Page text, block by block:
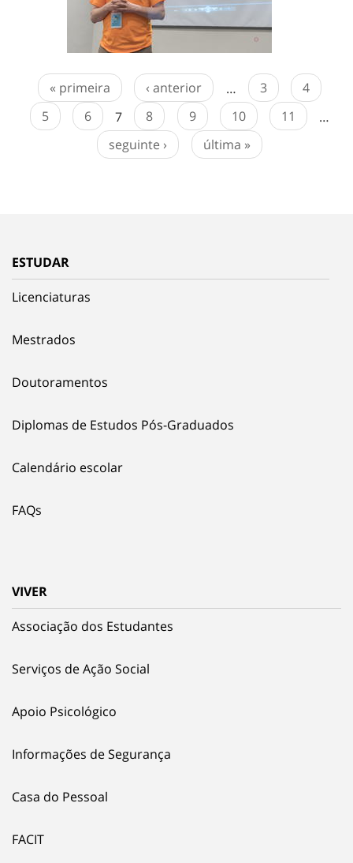
« primeira ‹ anterior … 3
4
5
6 7 8 9 10 11
…
seguinte ›
última »
ESTUDAR
Licenciaturas
Mestrados
Doutoramentos
Diplomas de Estudos Pós-Graduados
Calendário escolar
FAQs
VIVER
Associação dos Estudantes
Serviços de Ação Social
Apoio Psicológico
Informações de Segurança
Casa do Pessoal
FACIT